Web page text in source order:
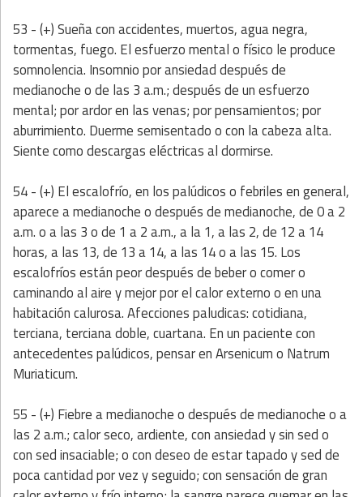
53 - (+) Sueña con accidentes, muertos, agua negra,
tormentas, fuego. El esfuerzo mental o físico le produce
somnolencia. Insomnio por ansiedad después de
medianoche o de las 3 a.m.; después de un esfuerzo
mental; por ardor en las venas; por pensamientos; por
aburrimiento. Duerme semisentado o con la cabeza alta.
Siente como descargas eléctricas al dormirse.
54 - (+) El escalofrío, en los palúdicos o febriles en general,
aparece a medianoche o después de medianoche, de 0 a 2
a.m. o a las 3 o de 1 a 2 a.m., a la 1, a las 2, de 12 a 14
horas, a las 13, de 13 a 14, a las 14 o a las 15. Los
escalofríos están peor después de beber o comer o
caminando al aire y mejor por el calor externo o en una
habitación calurosa. Afecciones paludicas: cotidiana,
terciana, terciana doble, cuartana. En un paciente con
antecedentes palúdicos, pensar en Arsenicum o Natrum
Muriaticum.
55 - (+) Fiebre a medianoche o después de medianoche o a
las 2 a.m.; calor seco, ardiente, con ansiedad y sin sed o
con sed insaciable; o con deseo de estar tapado y sed de
poca cantidad por vez y seguido; con sensación de gran